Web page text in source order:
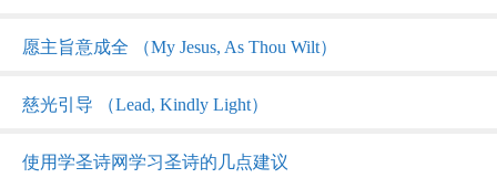
愿主旨意成全 （My Jesus, As Thou Wilt）
慈光引导 （Lead, Kindly Light）
使用学圣诗网学习圣诗的几点建议